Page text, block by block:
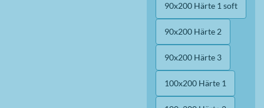
90x200 Härte 1 soft
90x200 Härte 2
90x200 Härte 3
100x200 Härte 1